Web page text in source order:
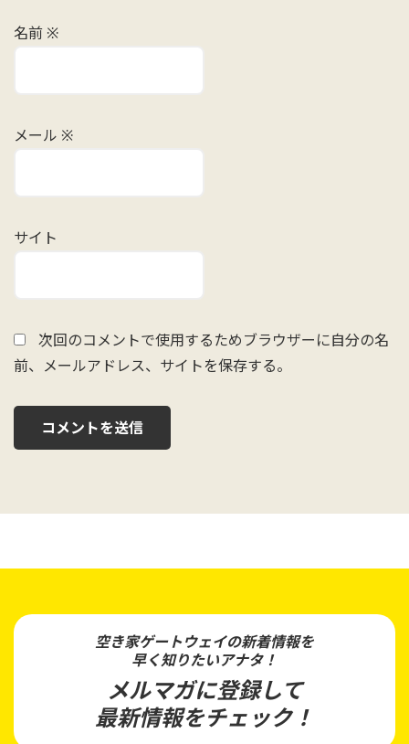
名前 ※
メール ※
サイト
次回のコメントで使用するためブラウザーに自分の名
前、メールアドレス、サイトを保存する。
空き家ゲートウェイの新着情報を
早く知りたいアナタ！
メルマガに登録して
最新情報をチェック！